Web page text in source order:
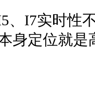
I7实时性不
身定位就